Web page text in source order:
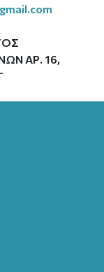
ΑΡ. 16,